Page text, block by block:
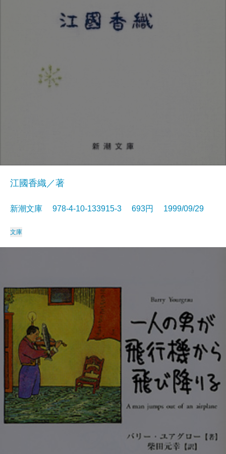
江國香織／著
新潮文庫 978-4-10-133915-3 693円 1999/09/29
文庫